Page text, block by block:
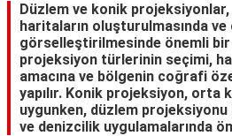
Düzlem ve konik projeksiyonlar,
haritaların oluşturulmasında
görselleştirilmesinde önemli
projeksiyon türlerinin seçimi,
amacına ve bölgenin coğrafi
yapılır. Konik projeksiyon, orta
uygunken, düzlem
ve denizcilik uygulamalarında